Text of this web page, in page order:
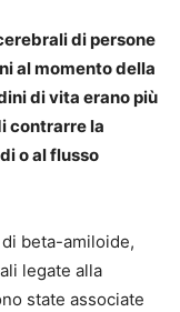
di persone
al momento della
di vita erano più
contrarre la
o al flusso
beta-amiloide,
legate alla
state associate